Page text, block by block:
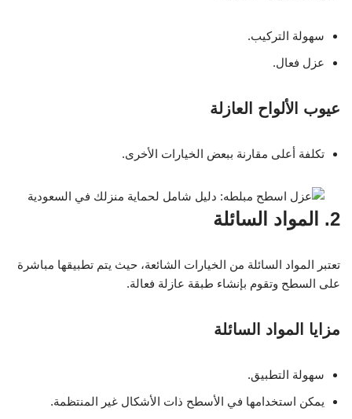
سهولة التركيب.
عزل فعال.
عيوب الألواح العازلة
تكلفة أعلى مقارنة ببعض الخيارات الأخرى.
2. المواد السائلة
تعتبر المواد السائلة من الخيارات الشائعة، حيث يتم تطبيقها مباشرة
على السطح وتقوم بإنشاء طبقة عازلة فعالة.
مزايا المواد السائلة
سهولة التطبيق.
يمكن استخدامها في الأسطح ذات الأشكال غير المنتظمة.